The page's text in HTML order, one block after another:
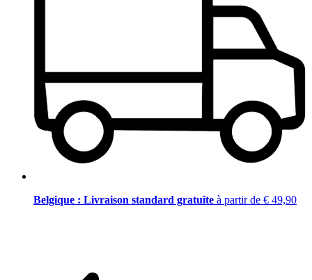
Belgique : Livraison standard gratuite à partir de € 49,90